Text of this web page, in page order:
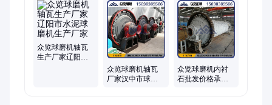
轴瓦生产厂家、沸腾氯化炉、流化床焙烧炉
众览球磨机轴瓦
生产厂家辽阳市
众览球磨机轴瓦
厂家汉中市球磨
众览球磨机内衬
石批发价格承德